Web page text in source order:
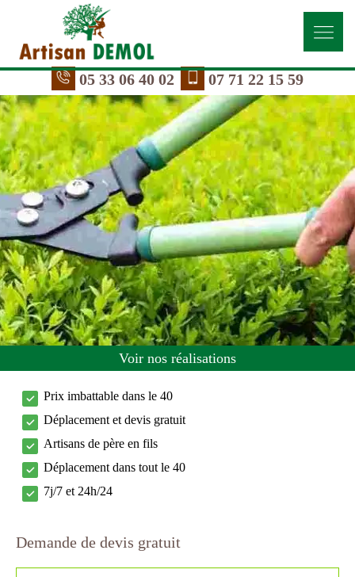
05 33 06 40 02 07 71 22 15 59
Voir nos réalisations
Prix imbattable dans le 40
Déplacement et devis gratuit
Artisans de père en fils
Déplacement dans tout le 40
7j/7 et 24h/24
Demande de devis gratuit